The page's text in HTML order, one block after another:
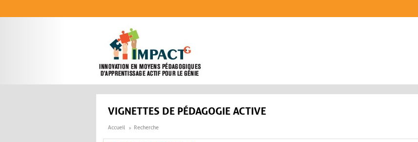
VIGNETTES DE PÉDAGOGIE ACTIVE
Accueil Recherche